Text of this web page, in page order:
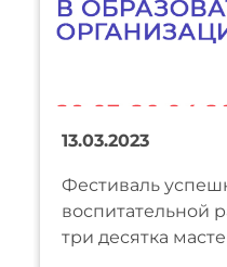
13.03.2023
Фестиваль
воспитательной
три десятка